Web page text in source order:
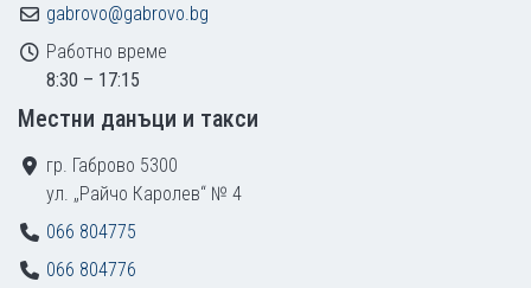
gabrovo@gabrovo.bg
Работно време
8:30 – 17:15
Местни данъци и такси
гр. Габрово 5300
ул. „Райчо Каролев“ № 4
066 804775
066 804776